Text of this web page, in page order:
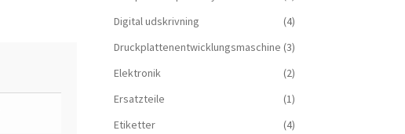
Digital udskrivning
(4)
Druckplattenentwicklungsmaschine (3)
Elektronik
(2)
Ersatzteile
(1)
Etiketter
(4)